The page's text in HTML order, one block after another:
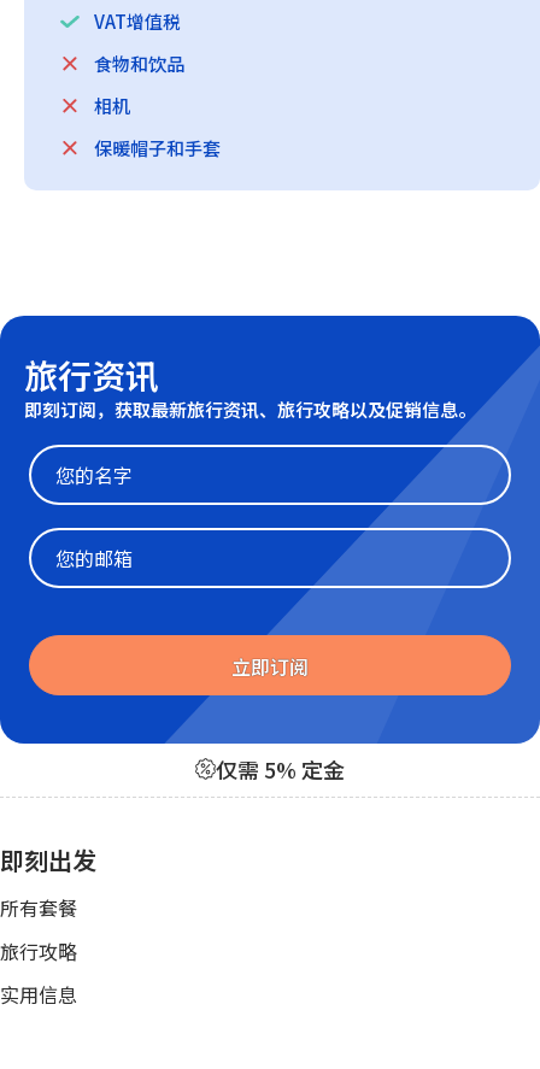
VAT增值税
食物和饮品
相机
保暖帽子和手套
旅行资讯
即刻订阅，获取最新旅行资讯、旅行攻略以及促销信息。
立即订阅
仅需 5% 定金
即刻出发
所有套餐
旅行攻略
实用信息